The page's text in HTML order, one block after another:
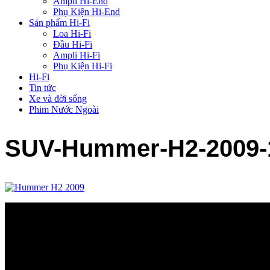
Phụ Kiện Hi-End
Sản phẩm Hi-Fi
Loa Hi-Fi
Đầu Hi-Fi
Ampli Hi-Fi
Phụ Kiện Hi-Fi
Hi-Fi
Tin tức
Xe và đời sống
Phim Nước Ngoài
SUV-Hummer-H2-